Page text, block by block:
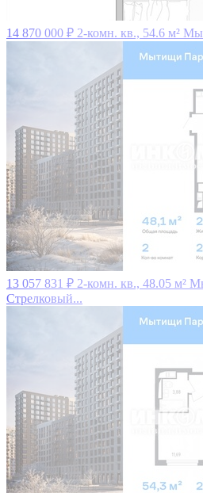
14 870 000 ₽ 2-комн. кв., 54.6 м²
13 057 831 ₽ 2-комн. кв., 48.05 м²
Стрелковый...